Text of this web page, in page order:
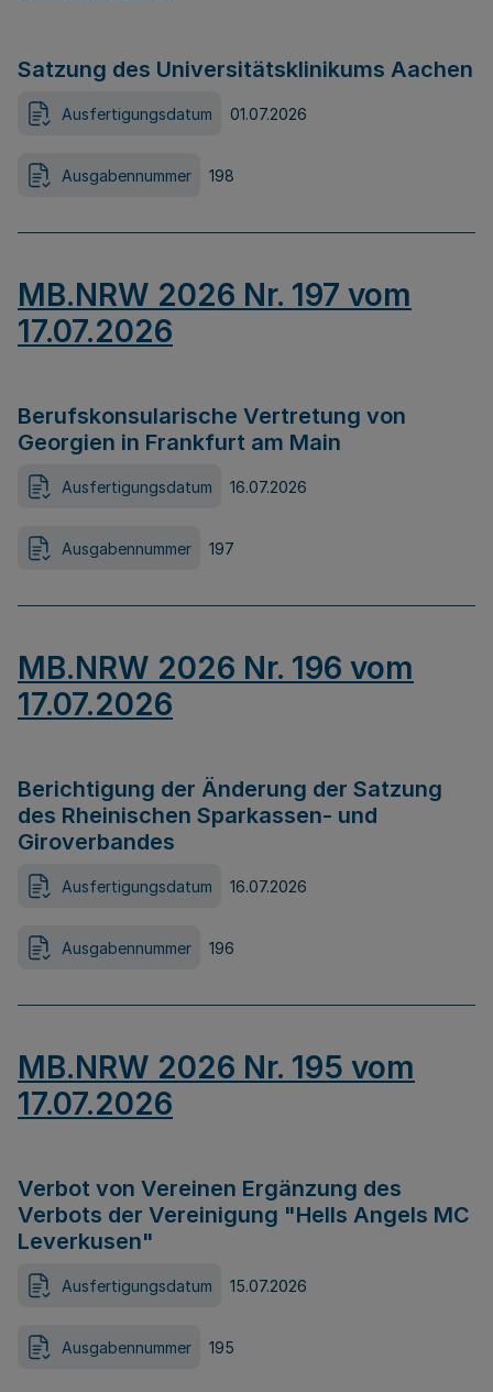
Satzung des Universitätsklinikums Aachen
Ausfertigungsdatum 01.07.2026
Ausgabennummer 198
MB.NRW 2026 Nr. 197 vom
17.07.2026
Berufskonsularische Vertretung von
Georgien in Frankfurt am Main
Ausfertigungsdatum 16.07.2026
Ausgabennummer 197
MB.NRW 2026 Nr. 196 vom
17.07.2026
Berichtigung der Änderung der Satzung
des Rheinischen Sparkassen- und
Giroverbandes
Ausfertigungsdatum 16.07.2026
Ausgabennummer 196
MB.NRW 2026 Nr. 195 vom
17.07.2026
Verbot von Vereinen Ergänzung des
Verbots der Vereinigung "Hells Angels MC
Leverkusen"
Ausfertigungsdatum 15.07.2026
Ausgabennummer 195